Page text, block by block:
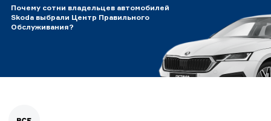
Почему сотни владельцев автомобилей
Skoda выбрали Центр Правильного
Обслуживания?